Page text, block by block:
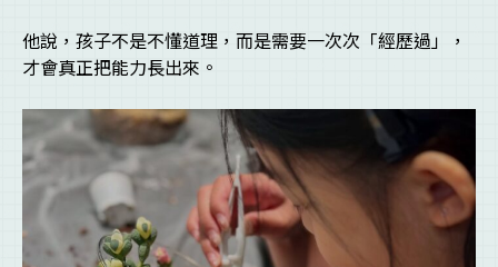
他說，孩子不是不懂道理，而是需要一次次「經歷過」，
才會真正把能力長出來。